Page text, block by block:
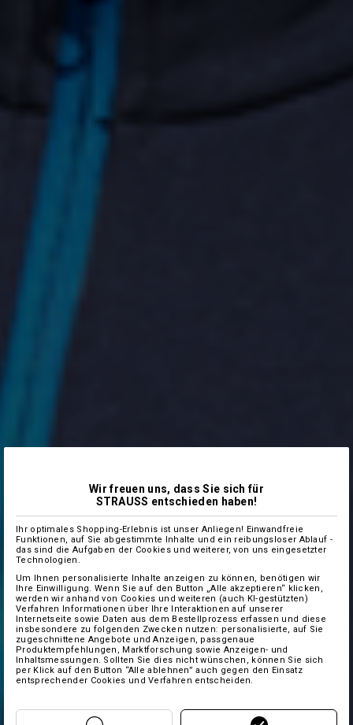
Wir freuen uns, dass Sie sich für
STRAUSS entschieden haben!
Ihr optimales Shopping-Erlebnis ist unser Anliegen! Einwandfreie
Funktionen, auf Sie abgestimmte Inhalte und ein reibungsloser Ablauf -
das sind die Aufgaben der Cookies und weiterer, von uns eingesetzter
Technologien.
Um Ihnen personalisierte Inhalte anzeigen zu können, benötigen wir
Ihre Einwilligung. Wenn Sie auf den Button „Alle akzeptieren“ klicken,
werden wir anhand von Cookies und weiteren (auch KI-gestützten)
Verfahren Informationen über Ihre Interaktionen auf unserer
Internetseite sowie Daten aus dem Bestellprozess erfassen und diese
insbesondere zu folgenden Zwecken nutzen: personalisierte, auf Sie
zugeschnittene Angebote und Anzeigen, passgenaue
Produktempfehlungen, Marktforschung sowie Anzeigen- und
Inhaltsmessungen. Sollten Sie dies nicht wünschen, können Sie sich
per Klick auf den Button “Alle ablehnen” auch gegen den Einsatz
entsprechender Cookies und Verfahren entscheiden.